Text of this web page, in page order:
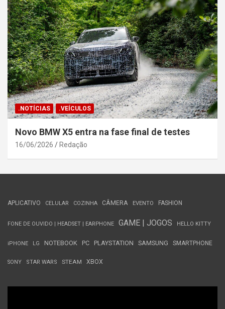
.NOTÍCIAS .VEÍCULOS
Novo BMW X5 entra na fase final de testes
16/06/2026 Redação
APLICATIVO CELULAR COZINHA CÂMERA EVENTO FASHION
FONE DE OUVIDO | HEADSET | EARPHONE GAME | JOGOS HELLO KITTY
iPHONE LG NOTEBOOK PC PLAYSTATION SAMSUNG SMARTPHONE
SONY STAR WARS STEAM XBOX